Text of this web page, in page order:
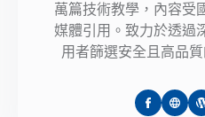
萬篇技術教學，內容受
媒體引用。致力於透過
用者篩選安全且高品質